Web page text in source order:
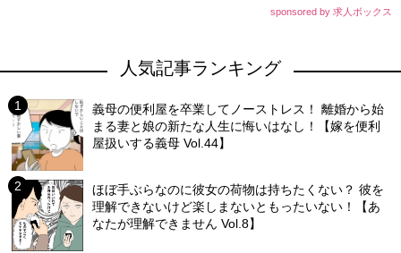
sponsored by 求人ボックス
人気記事ランキング
義母の便利屋を卒業してノーストレス！ 離婚から始
まる妻と娘の新たな人生に悔いはなし！【嫁を便利
屋扱いする義母 Vol.44】
ほぼ手ぶらなのに彼女の荷物は持ちたくない？ 彼を
理解できないけど楽しまないともったいない！【あ
なたが理解できません Vol.8】